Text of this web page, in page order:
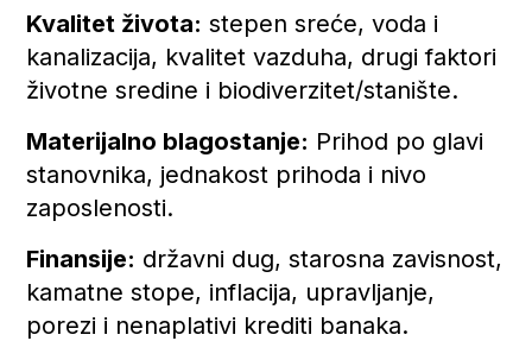
Kvalitet života: stepen sreće, voda i
kanalizacija, kvalitet vazduha, drugi faktori
životne sredine i biodiverzitet/stanište.
Materijalno blagostanje: Prihod po glavi
stanovnika, jednakost prihoda i nivo
zaposlenosti.
Finansije: državni dug, starosna zavisnost,
kamatne stope, inflacija, upravljanje,
porezi i nenaplativi krediti banaka.